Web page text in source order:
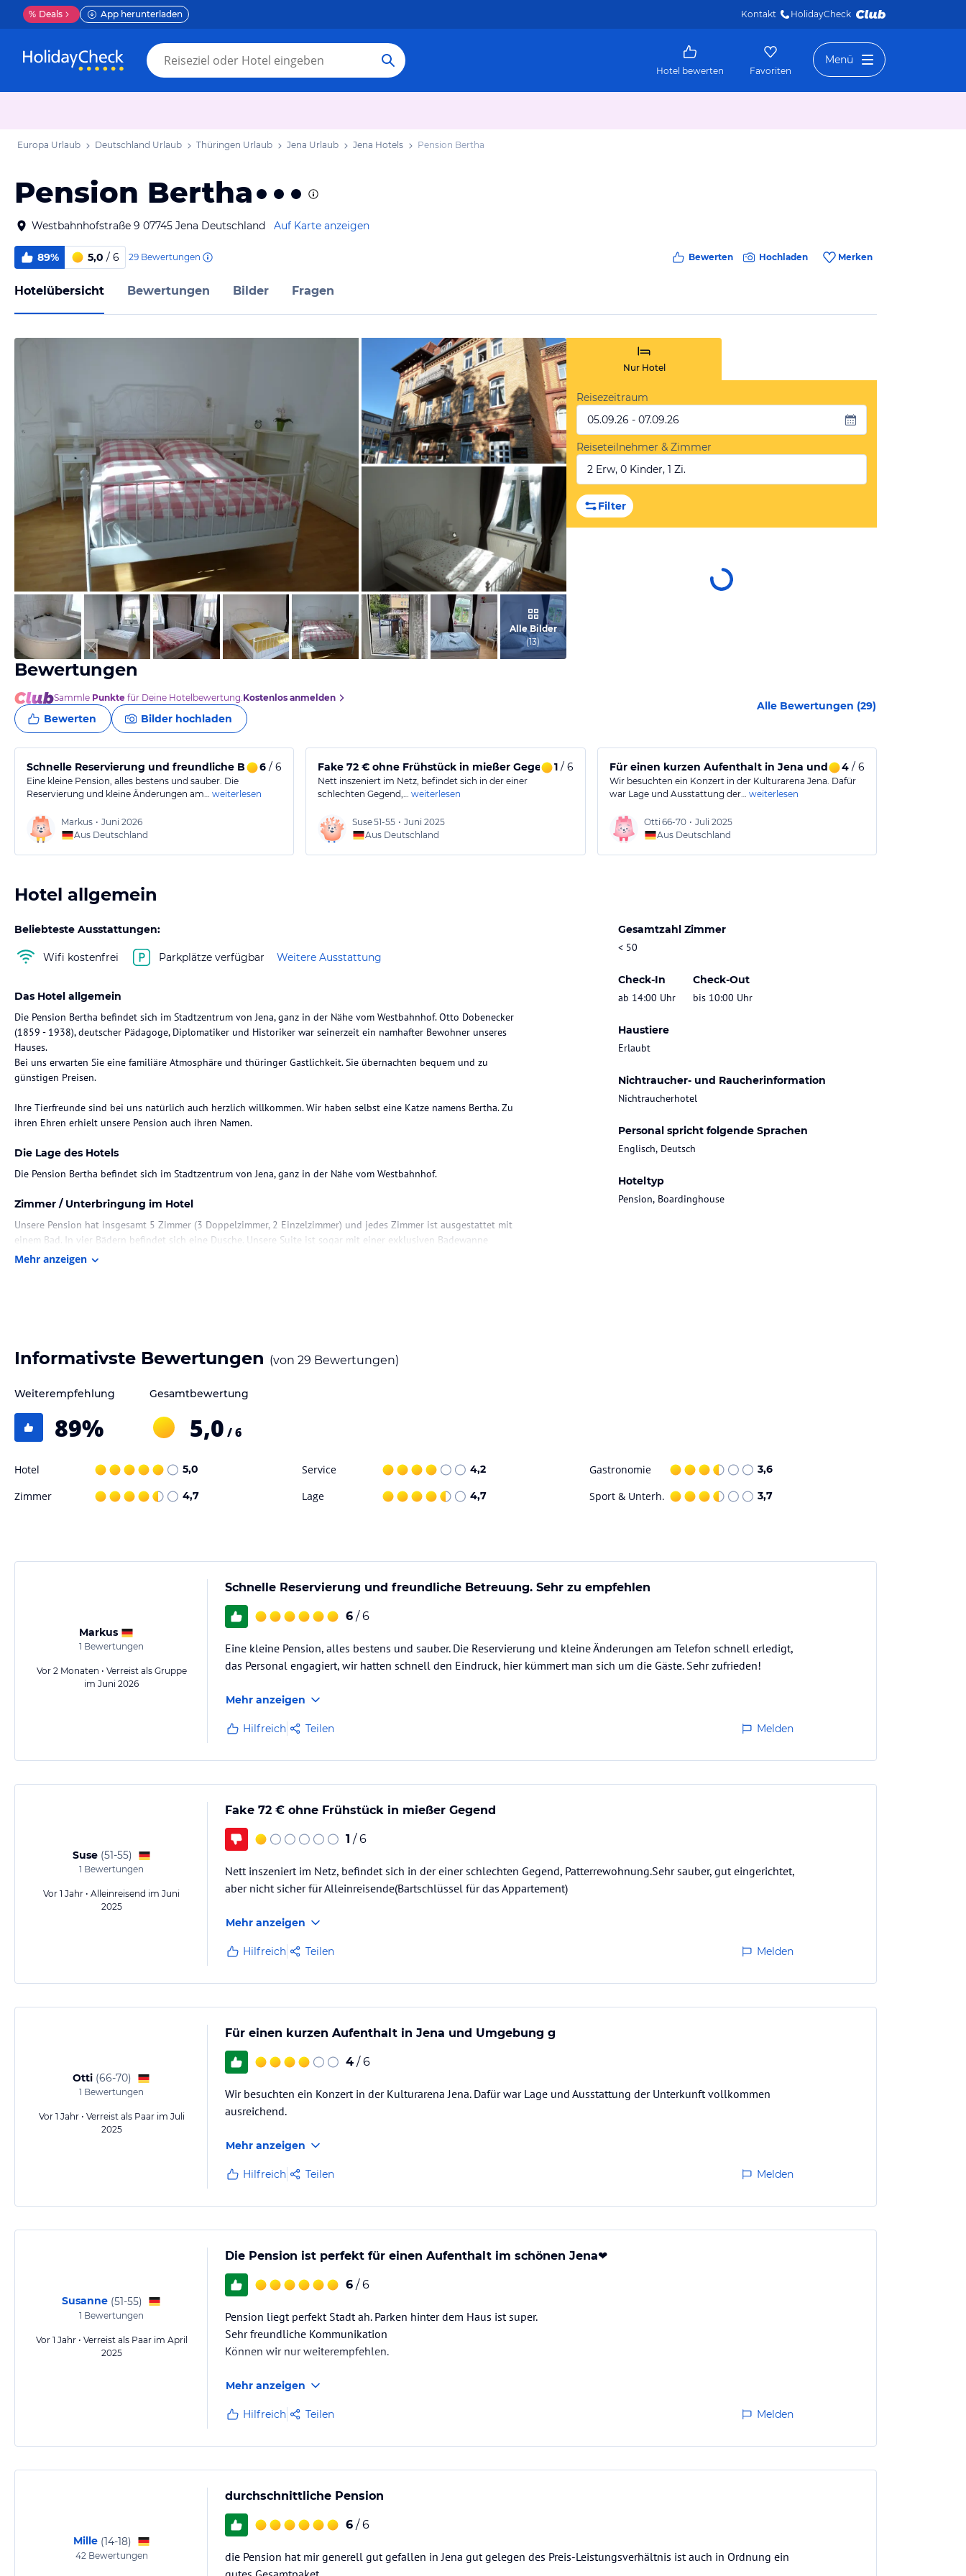
% Deals App herunterladen Kontakt HolidayCheck
Hotel bewerten Favoriten
Menü
Europa Urlaub Deutschland Urlaub Thüringen Urlaub Jena Urlaub Jena Hotels Pension Bertha
Pension Bertha
Westbahnhofstraße 9 07745 Jena Deutschland Auf Karte anzeigen
89% 5,0 / 6 29 Bewertungen Bewerten Hochladen Merken
Hotelübersicht Bewertungen Bilder Fragen
vom Hotelier, Juli 2013 vom Hotelier, Juli 2013
Alle Bilder
(13)
Nur Hotel
Reisezeitraum
05.09.26 - 07.09.26
Reiseteilnehmer & Zimmer
2 Erw, 0 Kinder, 1 Zi.
Filter
Bewertungen
Sammle Punkte für Deine Hotelbewertung.Kostenlos anmelden
Bewerten Bilder hochladen
Alle Bewertungen (29)
Schnelle Reservierung und freundliche Betreuung. Sehr zu empfehlen
6 / 6
Eine kleine Pension, alles bestens und sauber. Die
Reservierung und kleine Änderungen am… weiterlesen
Markus • Juni 2026
Aus Deutschland
Fake 72 € ohne Frühstück in mießer Gegend1/ 6
Nett inszeniert im Netz, befindet sich in der einer
schlechten Gegend,… weiterlesen
Suse51-55 • Juni 2025
Aus Deutschland
Für einen kurzen Aufenthalt in Jena und Umgebung g
4/ 6
Wir besuchten ein Konzert in der Kulturarena Jena. Dafür
war Lage und Ausstattung der… weiterlesen
Otti 66-70 • Juli 2025
Aus Deutschland
Hotel allgemein
Beliebteste Ausstattungen:
Wifi kostenfrei Parkplätze verfügbar Weitere Ausstattung
Gesamtzahl Zimmer
< 50
Check-In
ab 14:00 Uhr
Check-Out
bis 10:00 Uhr
Haustiere
Erlaubt
Nichtraucher- und Raucherinformation
Nichtraucherhotel
Personal spricht folgende Sprachen
Englisch, Deutsch
Hoteltyp
Pension, Boardinghouse
Das Hotel allgemein
Die Pension Bertha befindet sich im Stadtzentrum von Jena, ganz in der Nähe vom Westbahnhof. Otto Dobenecker
(1859 - 1938), deutscher Pädagoge, Diplomatiker und Historiker war seinerzeit ein namhafter Bewohner unseres
Hauses.
Bei uns erwarten Sie eine familiäre Atmosphäre und thüringer Gastlichkeit. Sie übernachten bequem und zu
günstigen Preisen.
Ihre Tierfreunde sind bei uns natürlich auch herzlich willkommen. Wir haben selbst eine Katze namens Bertha. Zu
ihren Ehren erhielt unsere Pension auch ihren Namen.
Die Lage des Hotels
Die Pension Bertha befindet sich im Stadtzentrum von Jena, ganz in der Nähe vom Westbahnhof.
Zimmer / Unterbringung im Hotel
Unsere Pension hat insgesamt 5 Zimmer (3 Doppelzimmer, 2 Einzelzimmer) und jedes Zimmer ist ausgestattet mit
einem Bad. In vier Bädern befindet sich eine Dusche. Unsere Suite ist sogar mit einer exklusiven Badewanne
ausgestattet. Die Zimmer sind in einem bequemen klassischen Stil eingerichtet.
Gewähr und ohne Prüfung durch HolidayCheck. Bitte lies vor der Buchung die verbindlichen
Mehr anzeigen
Informativste Bewertungen (von 29 Bewertungen)
Weiterempfehlung
89%
Gesamtbewertung
5,0 / 6
Hotel 5,0 Service 4,2 Gastronomie 3,6
Zimmer 4,7 Lage 4,7 Sport & Unterh. 3,7
Markus
1 Bewertungen
Vor 2 Monaten • Verreist als Gruppe
im Juni 2026
Schnelle Reservierung und freundliche Betreuung. Sehr zu empfehlen
6 / 6
Eine kleine Pension, alles bestens und sauber. Die Reservierung und kleine Änderungen am Telefon schnell erledigt,
das Personal engagiert, wir hatten schnell den Eindruck, hier kümmert man sich um die Gäste. Sehr zufrieden!
Mehr anzeigen
Hilfreich Teilen Melden
Suse (51-55)
1 Bewertungen
Vor 1 Jahr • Alleinreisend im Juni
2025
Fake 72 € ohne Frühstück in mießer Gegend
1 / 6
Nett inszeniert im Netz, befindet sich in der einer schlechten Gegend, Patterrewohnung.Sehr sauber, gut eingerichtet,
aber nicht sicher für Alleinreisende(Bartschlüssel für das Appartement)
Mehr anzeigen
Hilfreich Teilen Melden
Otti (66-70)
1 Bewertungen
Vor 1 Jahr • Verreist als Paar im Juli
2025
Für einen kurzen Aufenthalt in Jena und Umgebung g
4 / 6
Wir besuchten ein Konzert in der Kulturarena Jena. Dafür war Lage und Ausstattung der Unterkunft vollkommen
ausreichend.
Mehr anzeigen
Hilfreich Teilen Melden
Susanne (51-55)
1 Bewertungen
Vor 1 Jahr • Verreist als Paar im April
2025
Die Pension ist perfekt für einen Aufenthalt im schönen Jena❤️
6 / 6
Pension liegt perfekt Stadt ah. Parken hinter dem Haus ist super.
Sehr freundliche Kommunikation
Können wir nur weiterempfehlen.
Mehr anzeigen
Hilfreich Teilen Melden
Mille (14-18)
42Bewertungen
durchschnittliche Pension
6 / 6
die Pension hat mir generell gut gefallen in Jena gut gelegen des Preis-Leistungsverhältnis ist auch in Ordnung ein